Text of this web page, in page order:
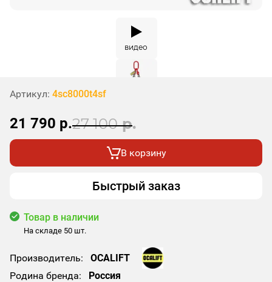
видео
Артикул: 4sc8000t4sf
21 790 р.27 100 р.
В корзину
Быстрый заказ
Товар в наличии
На складе 50 шт.
Производитель:
OCALIFT
Родина бренда:
Россия